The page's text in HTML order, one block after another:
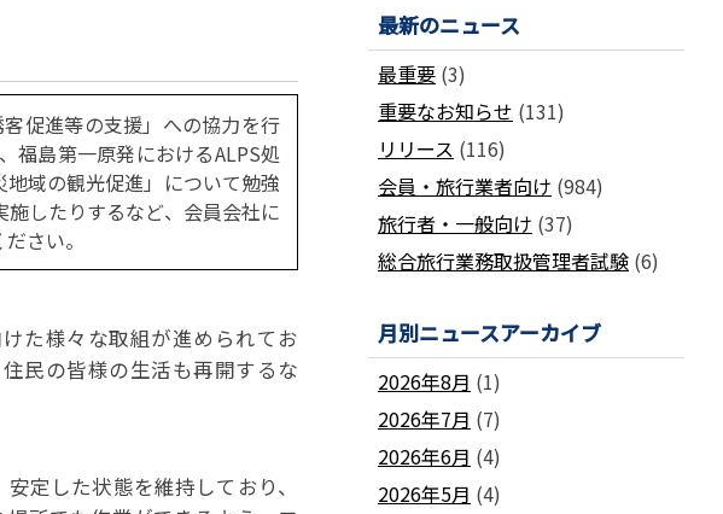
動
支援活動
動「JATAの道」
各地方事務局の情報と活動報告
関西事務局
北海道事務局
東北事務局
関東事務局
中部事務局
中四国事務局
九州事務局
沖縄事務局
ーリズム
障害者差別解消法
働き方改革
国土交通省ネガティブ情報検索サイト
サービス・事業
ロード、資料販売
マイページ/メルマガ
ついて
JATA主催のセミナー・研修
セミナー・研修
各種 合格証・修了証の再交付について
用
要望活動報告
要望活動報告
2020
バックナンバー(2019
旅行トレンド
数字が語る旅行業2022 PDF版
「数字が語る旅行業」PDFファイル版
(2024-2011)
観光庁公式「旅行業者取扱額」 (主要
ビジネスに活用できるインバウンドデ
促進等の支援」への協力を行
福島第一原発におけるALPS処
域の観光促進」について勉強
したりするなど、会員会社に
さい。
た様々な取組が進められてお
民の皆様の生活も再開するな
定した状態を維持しており、
最新のニュース
最重要 (3)
重要なお知らせ (131)
リリース (116)
会員・旅行業者向け (984)
旅行者・一般向け (37)
総合旅行業務取扱管理者試験 (6)
月別ニュースアーカイブ
2026年8月 (1)
2026年7月 (7)
2026年6月 (4)
2026年5月 (4)